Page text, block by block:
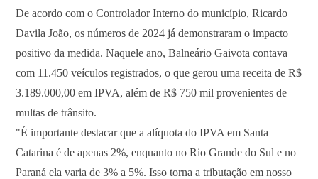
De acordo com o Controlador Interno do município, Ricardo
Davila João, os números de 2024 já demonstraram o impacto
positivo da medida. Naquele ano, Balneário Gaivota contava
com 11.450 veículos registrados, o que gerou uma receita de R$
3.189.000,00 em IPVA, além de R$ 750 mil provenientes de
multas de trânsito.
"É importante destacar que a alíquota do IPVA em Santa
Catarina é de apenas 2%, enquanto no Rio Grande do Sul e no
Paraná ela varia de 3% a 5%. Isso torna a tributação em nosso